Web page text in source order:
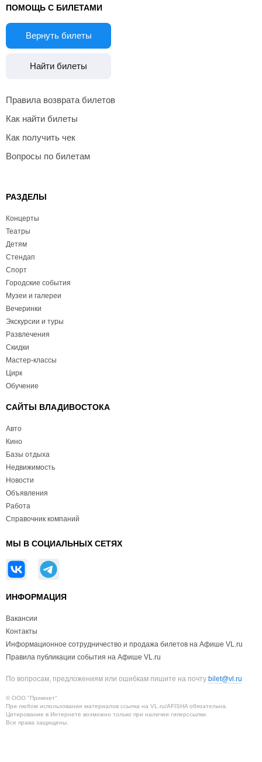
ПОМОЩЬ С БИЛЕТАМИ
Вернуть билеты
Найти билеты
Правила возврата билетов
Как найти билеты
Как получить чек
Вопросы по билетам
РАЗДЕЛЫ
Концерты
Театры
Детям
Стендап
Спорт
Городские события
Музеи и галереи
Вечеринки
Экскурсии и туры
Развлечения
Скидки
Мастер-классы
Цирк
Обучение
САЙТЫ ВЛАДИВОСТОКА
Авто
Кино
Базы отдыха
Недвижимость
Новости
Объявления
Работа
Справочник компаний
МЫ В СОЦИАЛЬНЫХ СЕТЯХ
ИНФОРМАЦИЯ
Вакансии
Контакты
Информационное сотрудничество и продажа билетов на Афише VL.ru
Правила публикации события на Афише VL.ru
По вопросам, предложениям или ошибкам пишите на почту bilet@vl.ru
© ООО "Примнет"
При любом использовании материалов ссылка на VL.ru/AFISHA обязательна.
Цитирование в Интернете возможно только при наличии гиперссылки.
Все права защищены.